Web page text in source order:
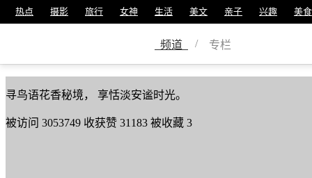
热点 摄影 旅行 女神 生活 美文 亲子 兴趣 美食
频道 / 专栏
美篇号55778727
寻鸟语花香秘境， 享恬淡安谧时光。
被访问 3053749 收获赞 31183 被收藏 3